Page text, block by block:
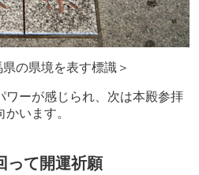
の県境を表す標識＞
ワーが感じられ、次は本殿参拝
います。
って開運祈願